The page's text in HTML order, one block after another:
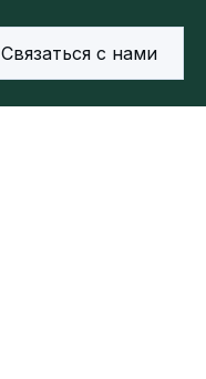
Связаться с нами